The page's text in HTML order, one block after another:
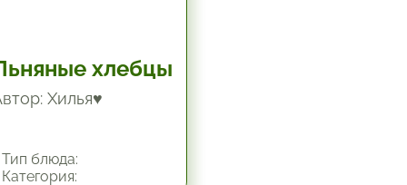
хлебцы
Хилья♥
блюда: